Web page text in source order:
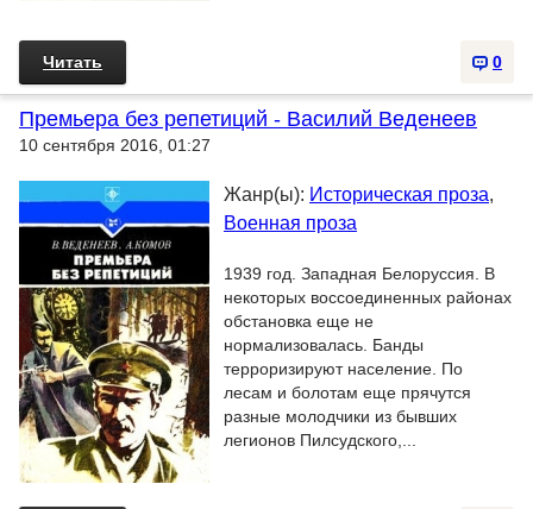
0
Читать
Премьера без репетиций - Василий Веденеев
10 сентября 2016, 01:27
Жанр(ы): Историческая проза,
Военная проза
1939 год. Западная Белоруссия. В
некоторых воссоединенных районах
обстановка еще не
нормализовалась. Банды
терроризируют население. По
лесам и болотам еще прячутся
разные молодчики из бывших
легионов Пилсудского,...